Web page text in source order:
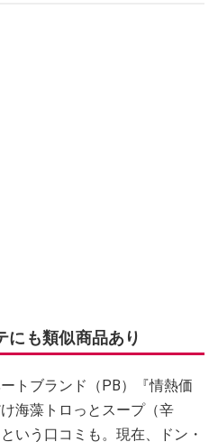
にも類似商品あり
トブランド（PB）『情熱価
海藻トロっとスープ（辛
いう口コミも。現在、ドン・